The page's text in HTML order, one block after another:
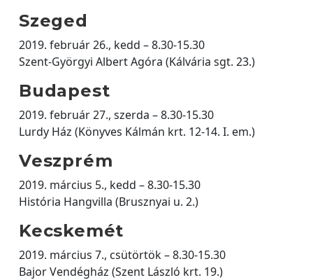
Szeged
2019. február 26., kedd – 8.30-15.30
Szent-Györgyi Albert Agóra (Kálvária sgt. 23.)
Budapest
2019. február 27., szerda – 8.30-15.30
Lurdy Ház (Könyves Kálmán krt. 12-14. I. em.)
Veszprém
2019. március 5., kedd – 8.30-15.30
História Hangvilla (Brusznyai u. 2.)
Kecskemét
2019. március 7., csütörtök – 8.30-15.30
Bajor Vendégház (Szent László krt. 19.)